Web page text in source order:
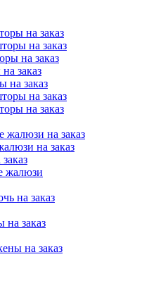
на заказ
на заказ
на заказ
заказ
на заказ
на заказ
на заказ
жалюзи на заказ
на заказ
жалюзи
на заказ
на заказ
на заказ